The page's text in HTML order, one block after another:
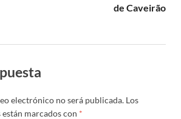
de Caveirão
electrónico no será publicada. Los
marcados con *